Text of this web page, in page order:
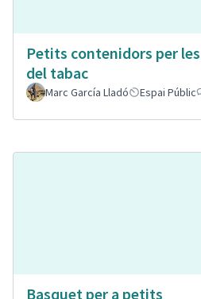
Petits contenidors per
del tabac
Marc García Lladó Espai Públic
Basquet per a petits